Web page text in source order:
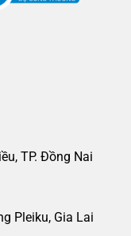
TP. Đồng Nai
Pleiku, Gia Lai